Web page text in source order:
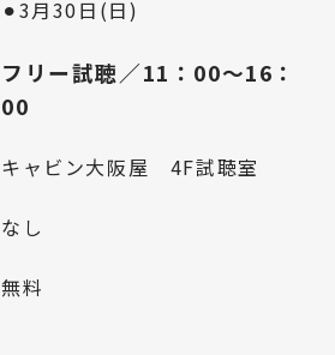
⚫︎3月30日(日)
フリー試聴／11：00～16：
00
キャビン大阪屋 4F試聴室
なし
無料